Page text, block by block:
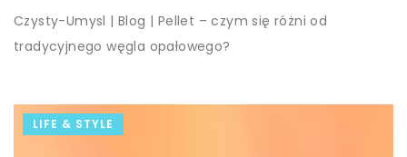
Czysty-Umysl |Blog | Pellet – czym się różni od
tradycyjnego węgla opałowego?
LIFE & STYLE